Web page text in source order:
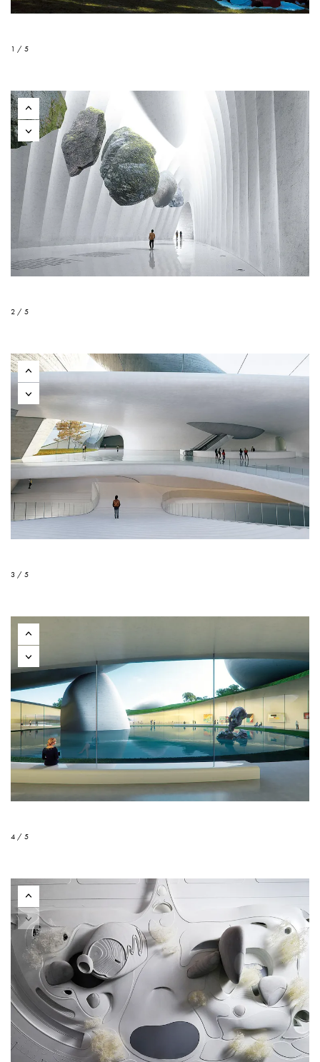
1 / 5
2 / 5
3 / 5
4 / 5